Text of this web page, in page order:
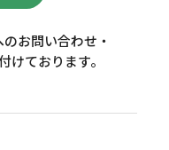
お問い合わせ・
けております。